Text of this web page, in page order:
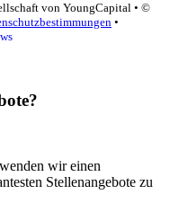
von YoungCapital • ©
•
wir einen
Stellenangebote zu